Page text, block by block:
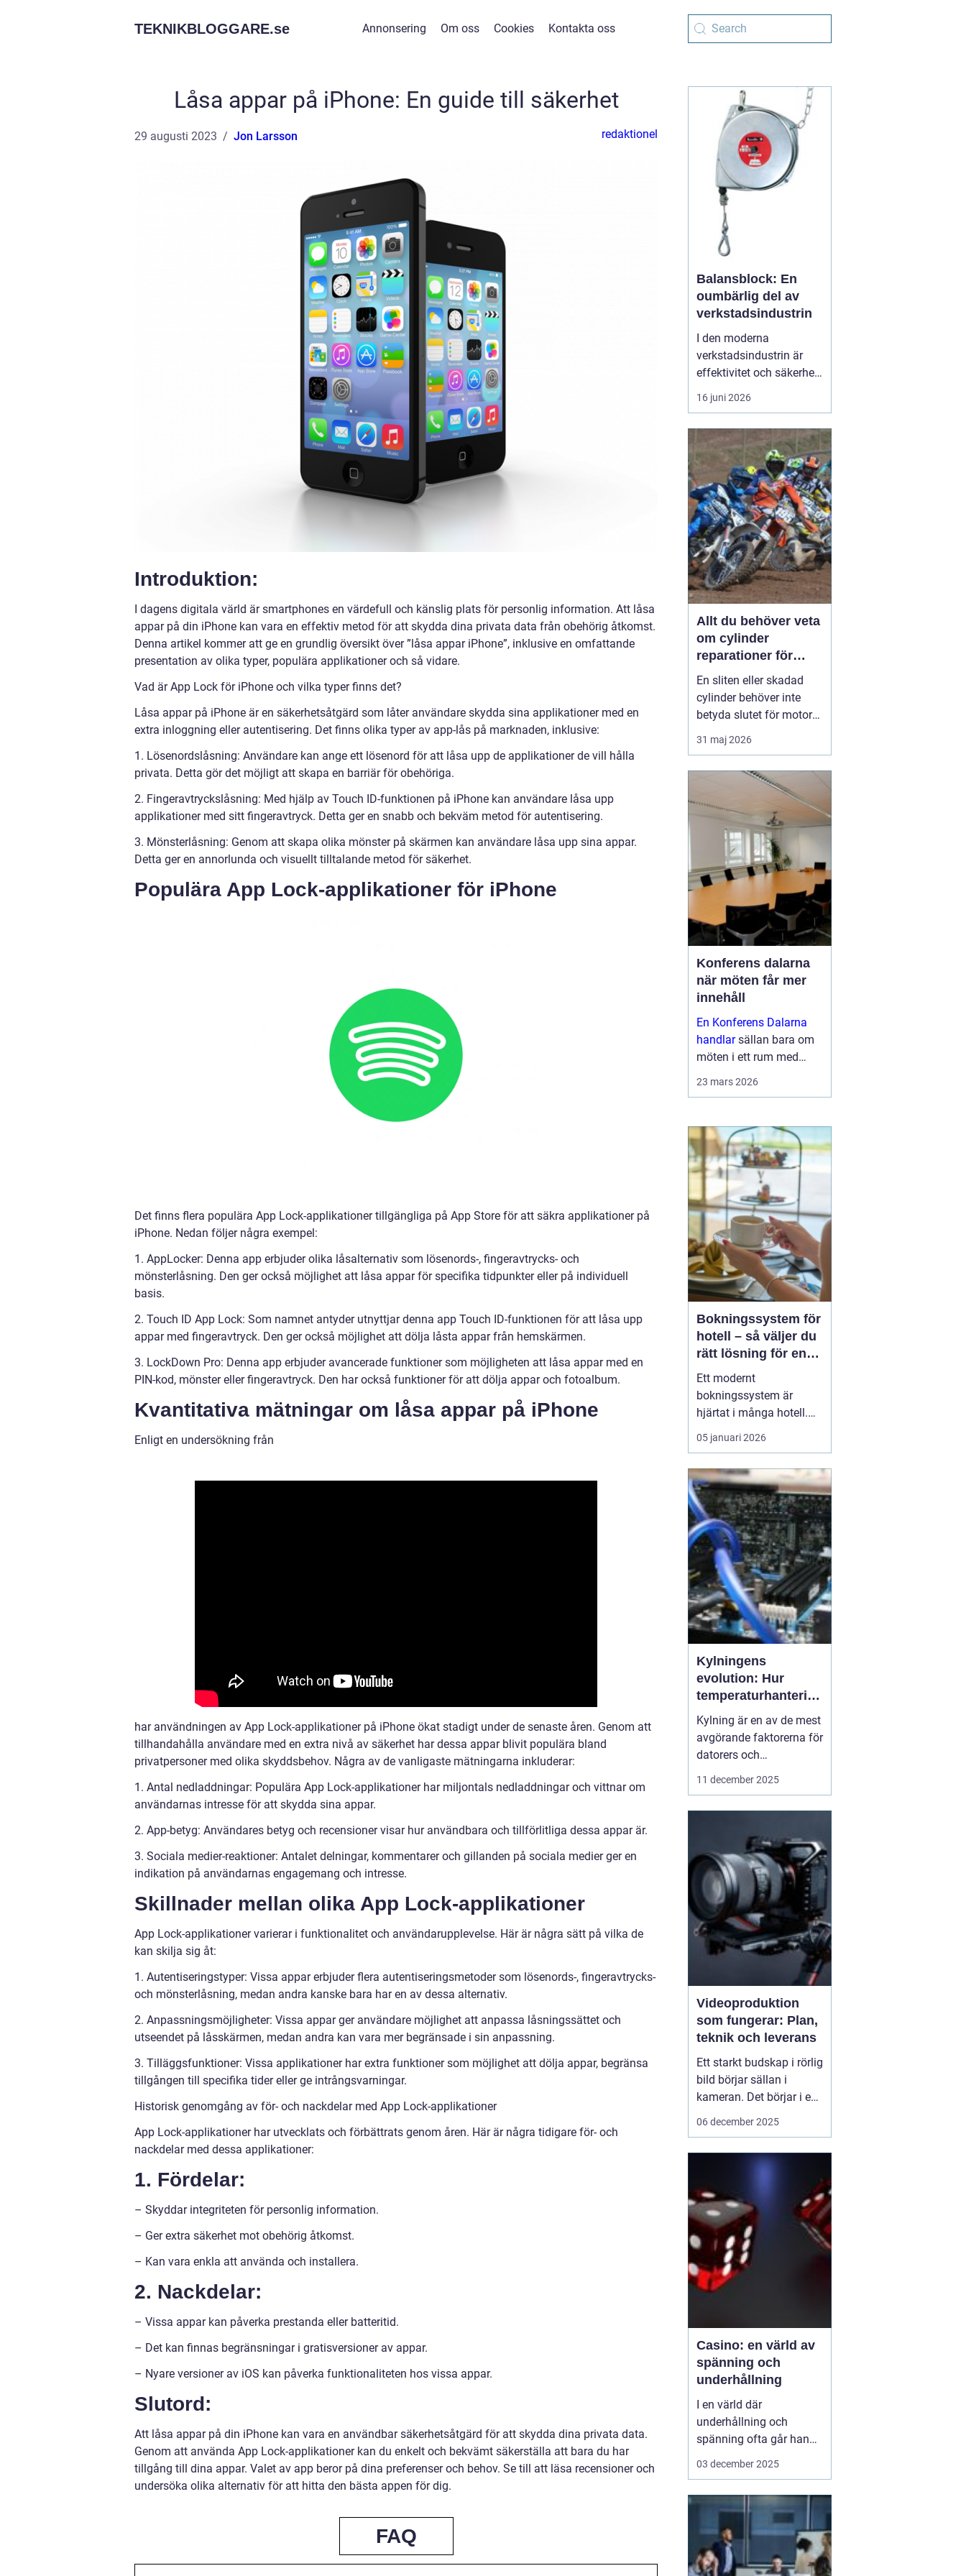
TEKNIKBLOGGARE.se Annonsering Om oss Cookies Kontakta oss
Låsa appar på iPhone: En guide till säkerhet
29 augusti 2023 Jon Larsson redaktionel
Introduktion:
I dagens digitala värld är smartphones en värdefull och känslig plats för personlig information. Att låsa
appar på din iPhone kan vara en effektiv metod för att skydda dina privata data från obehörig åtkomst.
Denna artikel kommer att ge en grundlig översikt över ”låsa appar iPhone”, inklusive en omfattande
presentation av olika typer, populära applikationer och så vidare.
Vad är App Lock för iPhone och vilka typer finns det?
Låsa appar på iPhone är en säkerhetsåtgärd som låter användare skydda sina applikationer med en
extra inloggning eller autentisering. Det finns olika typer av app-lås på marknaden, inklusive:
1. Lösenordslåsning: Användare kan ange ett lösenord för att låsa upp de applikationer de vill hålla
privata. Detta gör det möjligt att skapa en barriär för obehöriga.
2. Fingeravtryckslåsning: Med hjälp av Touch ID-funktionen på iPhone kan användare låsa upp
applikationer med sitt fingeravtryck. Detta ger en snabb och bekväm metod för autentisering.
3. Mönsterlåsning: Genom att skapa olika mönster på skärmen kan användare låsa upp sina appar.
Detta ger en annorlunda och visuellt tilltalande metod för säkerhet.
Populära App Lock-applikationer för iPhone
Det finns flera populära App Lock-applikationer tillgängliga på App Store för att säkra applikationer på
iPhone. Nedan följer några exempel:
1. AppLocker: Denna app erbjuder olika låsalternativ som lösenords-, fingeravtrycks- och
mönsterlåsning. Den ger också möjlighet att låsa appar för specifika tidpunkter eller på individuell
basis.
2. Touch ID App Lock: Som namnet antyder utnyttjar denna app Touch ID-funktionen för att låsa upp
appar med fingeravtryck. Den ger också möjlighet att dölja låsta appar från hemskärmen.
3. LockDown Pro: Denna app erbjuder avancerade funktioner som möjligheten att låsa appar med en
PIN-kod, mönster eller fingeravtryck. Den har också funktioner för att dölja appar och fotoalbum.
Kvantitativa mätningar om låsa appar på iPhone
Enligt en undersökning från
har användningen av App Lock-applikationer på iPhone ökat stadigt under de senaste åren. Genom att
tillhandahålla användare med en extra nivå av säkerhet har dessa appar blivit populära bland
privatpersoner med olika skyddsbehov. Några av de vanligaste mätningarna inkluderar:
1. Antal nedladdningar: Populära App Lock-applikationer har miljontals nedladdningar och vittnar om
användarnas intresse för att skydda sina appar.
2. App-betyg: Användares betyg och recensioner visar hur användbara och tillförlitliga dessa appar är.
3. Sociala medier-reaktioner: Antalet delningar, kommentarer och gillanden på sociala medier ger en
indikation på användarnas engagemang och intresse.
Skillnader mellan olika App Lock-applikationer
App Lock-applikationer varierar i funktionalitet och användarupplevelse. Här är några sätt på vilka de
kan skilja sig åt:
1. Autentiseringstyper: Vissa appar erbjuder flera autentiseringsmetoder som lösenords-, fingeravtrycks-
och mönsterlåsning, medan andra kanske bara har en av dessa alternativ.
2. Anpassningsmöjligheter: Vissa appar ger användare möjlighet att anpassa låsningssättet och
utseendet på låsskärmen, medan andra kan vara mer begränsade i sin anpassning.
3. Tilläggsfunktioner: Vissa applikationer har extra funktioner som möjlighet att dölja appar, begränsa
tillgången till specifika tider eller ge intrångsvarningar.
Historisk genomgång av för- och nackdelar med App Lock-applikationer
App Lock-applikationer har utvecklats och förbättrats genom åren. Här är några tidigare för- och
nackdelar med dessa applikationer:
1. Fördelar:
– Skyddar integriteten för personlig information.
– Ger extra säkerhet mot obehörig åtkomst.
– Kan vara enkla att använda och installera.
2. Nackdelar:
– Vissa appar kan påverka prestanda eller batteritid.
– Det kan finnas begränsningar i gratisversioner av appar.
– Nyare versioner av iOS kan påverka funktionaliteten hos vissa appar.
Slutord:
Att låsa appar på din iPhone kan vara en användbar säkerhetsåtgärd för att skydda dina privata data.
Genom att använda App Lock-applikationer kan du enkelt och bekvämt säkerställa att bara du har
tillgång till dina appar. Valet av app beror på dina preferenser och behov. Se till att läsa recensioner och
undersöka olika alternativ för att hitta den bästa appen för dig.
FAQ
Balansblock: En
oumbärlig del av
verkstadsindustrin
I den moderna
verkstadsindustrin är
effektivitet och säkerhet
grundpelare som inte får
komprometteras. För
tunga verktyg och
maskiner är det
avgörande att ha rätt
hjälpmedel fö...
16 juni 2026
Allt du behöver veta
om cylinder
reparationer för
motorcyklar och
snöskotrar
En sliten eller skadad
cylinder behöver inte
betyda slutet för motorn.
Med rätt kunskap,
noggrann felsökning och
det ofta att rädda även
hårt drabbade motorer.
För den som kör
motocross, enduro eller
snöskoter kan en väl
utför...
31 maj 2026
Konferens dalarna
när möten får mer
innehåll
En Konferens Dalarna
handlarsällan bara om
möten i ett rum med
människor faktiskt
hinner mötas, tänka klart
och bygga relatio...
23 mars 2026
Bokningssystem för
hotell – så väljer du
rätt lösning för en
modern
hotellvardag
Ett modernt
bokningssystem är
hjärtat i många hotell.
När gäster förväntar sig
snabba svar, enkla
in- och utcheckningar
behöver hotellen ett
digitalt stöd som håller
samma te...
05 januari 2026
Kylningens
evolution: Hur
temperaturhantering
formar prestanda
och design
Kylning är en av de mest
avgörande faktorerna för
datorers och
elektronikkomponenters
bara livslängden på
processorer och
grafikkort...
11 december 2025
Videoproduktion
som fungerar: Plan,
teknik och leverans
Ett starkt budskap i rörlig
bild börjar sällan i
kameran. Det börjar i en
tydlig plan. När företag
handlar det om att knyta
teknik och distribution.
D&ari...
06 december 2025
Casino: en värld av
spänning och
underhållning
I en värld där
underhållning och
spänning ofta går hand i
hand, framstår casinon
kombineras för att
skapa oförglömliga
upplevelser. Från de
glitt...
03 december 2025